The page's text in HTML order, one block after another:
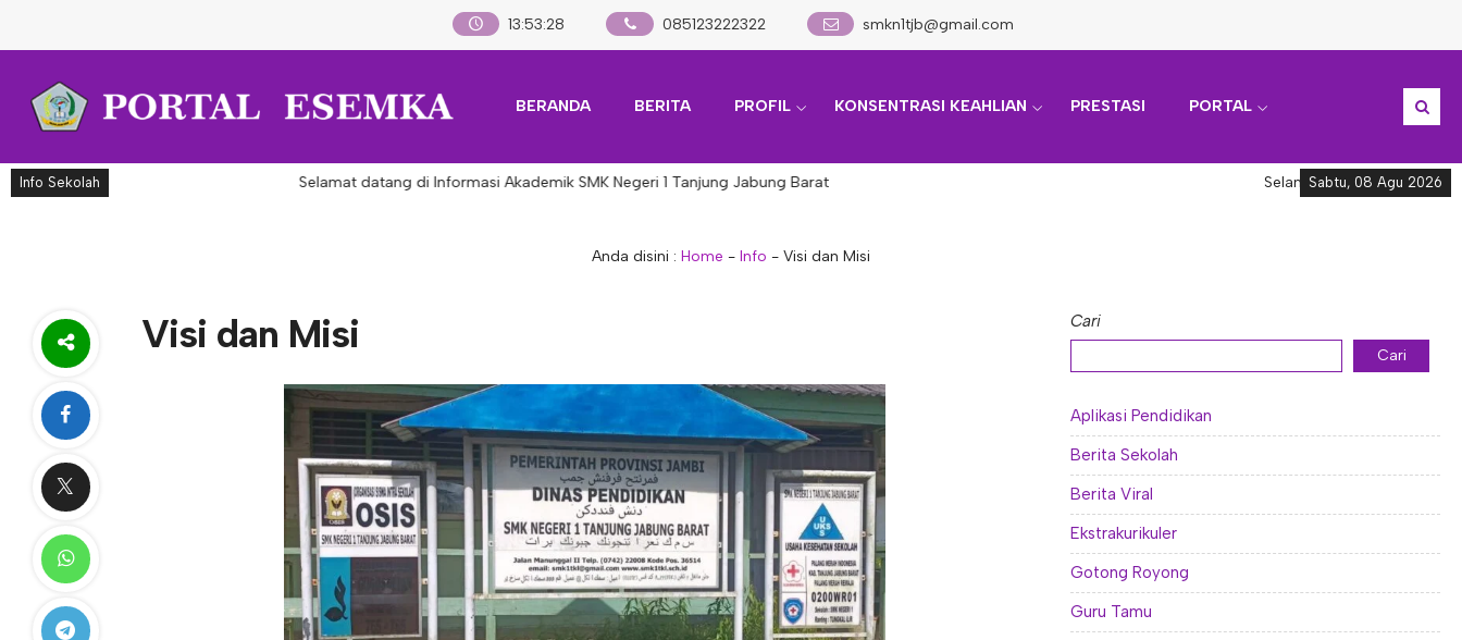
13:53:29 085123222322 smkn1tjb@gmail.com
BERANDA BERITA PROFIL KONSENTRASI KEAHLIAN PRESTASI PORTAL
Info Sekolah Sabtu, 08 Agu 2026
Selamat datang di Informasi
Selamat datang di Informasi Akademik SMK Negeri 1 Tanjung Jabung Barat
Anda disini : Home - Info - Visi dan Misi
Visi dan Misi Cari
Cari
Aplikasi Pendidikan
Berita Sekolah
Berita Viral
Ekstrakurikuler
Gotong Royong
Guru Tamu